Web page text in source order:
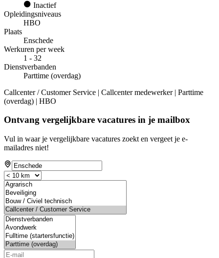
Inactief
Opleidingsniveaus
HBO
Plaats
Enschede
Werkuren per week
1 - 32
Dienstverbanden
Parttime (overdag)
Callcenter / Customer Service | Callcenter medewerker | Parttime
(overdag) | HBO
Ontvang vergelijkbare vacatures in je mailbox
Vul in waar je vergelijkbare vacatures zoekt en vergeet je e-
mailadres niet!